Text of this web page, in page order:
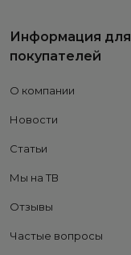
Информация для
покупателей
О компании
Новости
Статьи
Мы на ТВ
Отзывы
Частые вопросы